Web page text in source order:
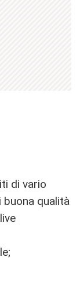
di vario
buona qualità